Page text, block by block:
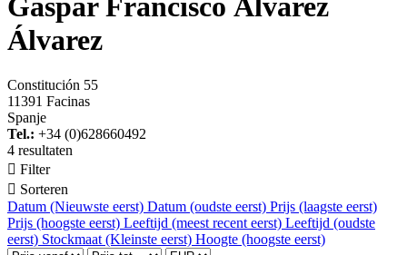
Gaspar Francisco Álvarez
Álvarez
Constitución 55
11391 Facinas
Spanje
Tel.: +34 (0)628660492
4 resultaten
 Filter
 Sorteren
Datum (Nieuwste eerst) Datum (oudste eerst) Prijs (laagste eerst)
Prijs (hoogste eerst) Leeftijd (meest recent eerst) Leeftijd (oudste
eerst) Stockmaat (Kleinste eerst) Hoogte (hoogste eerst)